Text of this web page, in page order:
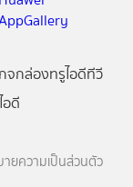
จกล่องทรูไอดีทีวี
อดี
ายความเป็นส่วนตัว